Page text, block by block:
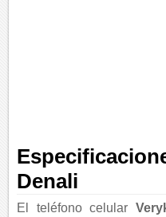
Denali
El teléfono celular